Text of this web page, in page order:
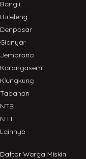
Bangli
Buleleng
Denpasar
Gianyar
Jembrana
Karangasem
Klungkung
Tabanan
NTB
NTT
Lainnya
Daftar Warga Miskin